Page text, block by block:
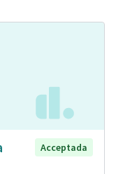
Acceptada